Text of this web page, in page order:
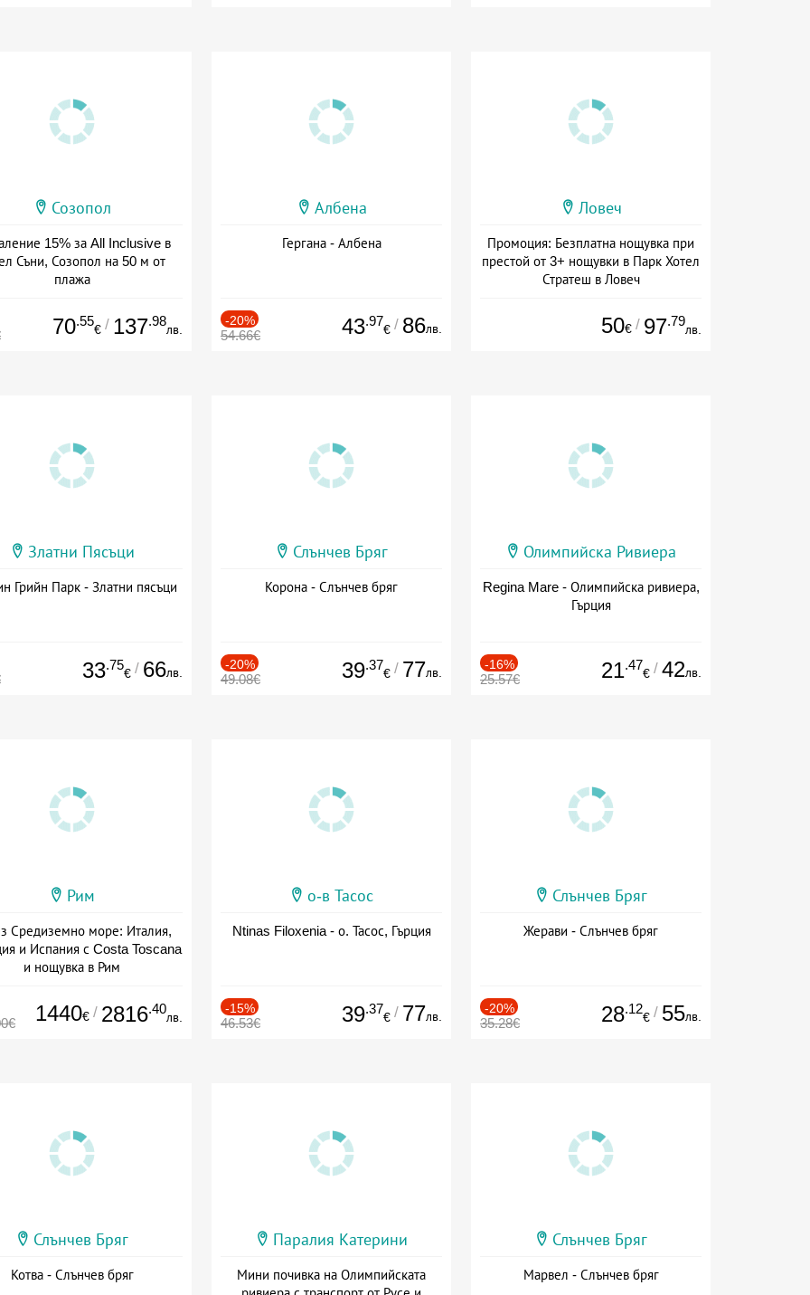
Созопол
15% за All Inclusive в
Съни, Созопол на 50 м от
плажа
70.55
€ / 137.98
лв.
Албена
Гергана - Албена
-20%
54.66€ 43.97
€ / 86лв.
Ловеч
Промоция: Безплатна нощувка при
престой от 3+ нощувки в Парк Хотел
Стратеш в Ловеч
50€ / 97.79
лв.
Златни Пясъци
Грийн Парк - Златни пясъци
33.75
€ / 66лв.
Слънчев Бряг
Корона - Слънчев бряг
-20%
49.08€ 39.37
€ / 77лв.
Олимпийска Ривиера
Regina Mare - Олимпийска ривиера,
Гърция
-16%
25.57€ 21.47
€ / 42лв.
Рим
Средиземно море: Италия,
и Испания с Costa Toscana
и нощувка в Рим
1440€ / 2816.40
лв.
о-в Тасос
Ntinas Filoxenia - о. Тасос, Гърция
-15%
46.53€ 39.37
€ / 77лв.
Слънчев Бряг
Жерави - Слънчев бряг
-20%
35.28€ 28.12
€ / 55лв.
Слънчев Бряг
Котва - Слънчев бряг
Паралия Катерини
Мини почивка на Олимпийската
Слънчев Бряг
Марвел - Слънчев бряг